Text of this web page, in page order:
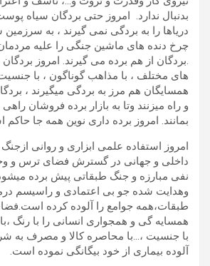
بدنبال ندارد. امروز حتی بردگان سیاه
دریاها را به بردگی نمی گیرند ، به سرزمین
چرخ دنده های ماشین جنگی را علیه مردمان
.بردگان از هم برده می گیرند. امروز بردگان
های مختلف ، با مذاهب گوناگون ، با
همسایگان هم مرز به بردگی میگیرند ،
و راه میزنند وتا به بازار برده فروشان
بمانند. امروز برده داری نوین همه جا
امروز استفاده علمی ابزاری و روانی
داخلی و جهانی در گسترش فضای ترس و
نفی مبارزه و جنگ طبقاتی پیش برده
وهدایت شده جو بی اعتمادی و راسیسم
طبقات،همه جوامع را آلوده کرده
همسایه گی و همجواری انسانی را با رنگ
با جنسیت ،…با محاصره کالا و مصرف به
آلوده بیماری از خود بیگانگی نموده است.